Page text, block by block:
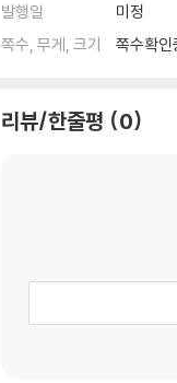
발행일
미정
쪽수, 무게, 크기
쪽수확
리뷰/한줄평 0